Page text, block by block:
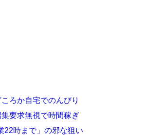
ろか自宅でのんびり
要求無視で時間稼ぎ
22時まで」の邪な狙い